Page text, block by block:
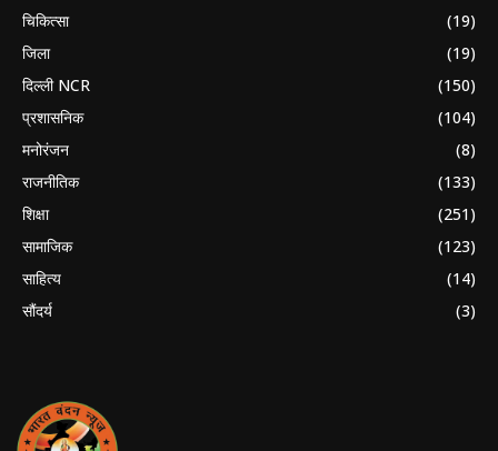
चिकित्सा
(19)
जिला
(19)
दिल्ली NCR
(150)
प्रशासनिक
(104)
मनोरंजन
(8)
राजनीतिक
(133)
शिक्षा
(251)
सामाजिक
(123)
साहित्य
(14)
सौंदर्य
(3)